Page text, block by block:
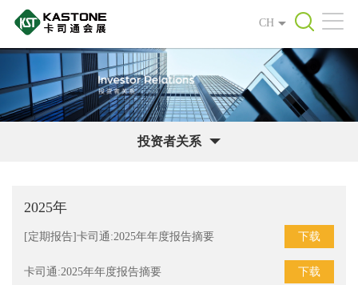
CH
投资者关系
2025年
[定期报告]卡司通:2025年年度报告摘要 下载
卡司通:2025年年度报告摘要 下载